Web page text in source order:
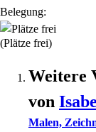
Belegung:
(Plätze frei)
Weitere
von
Malen,